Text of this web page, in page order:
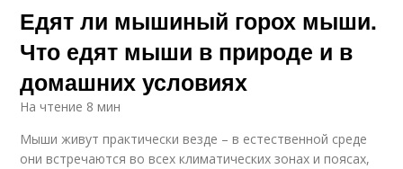
Едят ли мышиный горох мыши.
Что едят мыши в природе и в
домашних условиях
На чтение 8 мин
Мыши живут практически везде – в естественной среде
они встречаются во всех климатических зонах и поясах,